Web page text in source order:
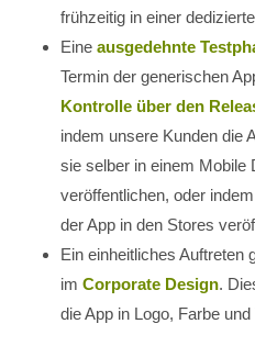
frühzeitig in einer
Eine ausgedehnte
Termin der generischen
Kontrolle über den
indem unsere Kunden die
sie selber in einem Mobile
veröffentlichen, oder
der App in den Stores
Ein einheitliches Auftreten
im Corporate Design.
die App in Logo, Farbe